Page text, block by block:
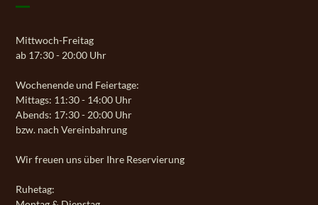
Mittwoch-Freitag
ab 17:30 - 20:00 Uhr
Wochenende und Feiertage:
Mittags: 11:30 - 14:00 Uhr
Abends: 17:30 - 20:00 Uhr
bzw. nach Vereinbahrung
Wir freuen uns über Ihre Reservierung
Ruhetag: